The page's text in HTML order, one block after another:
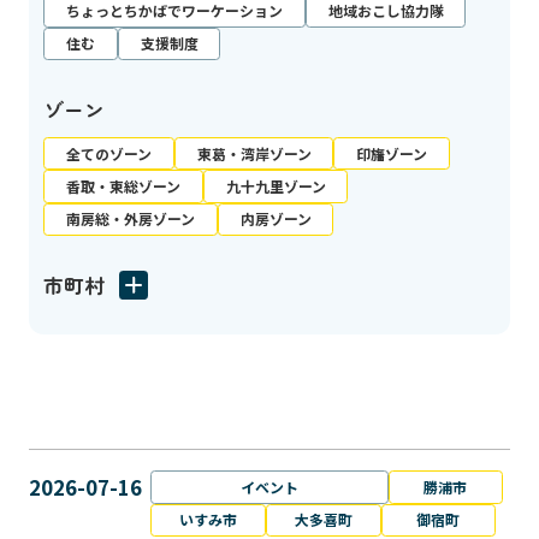
ちょっとちかばでワーケーション
地域おこし協力隊
住む
支援制度
ゾーン
全てのゾーン 東葛・湾岸ゾーン
印旛ゾーン
香取・東総ゾーン
九十九里ゾーン
南房総・外房ゾーン
内房ゾーン
市町村
2026-07-16 イベント
勝浦市
いすみ市
大多喜町 御宿町